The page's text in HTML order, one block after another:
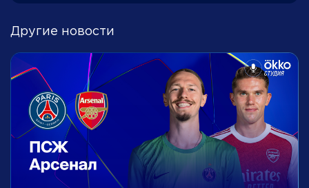
Другие новости